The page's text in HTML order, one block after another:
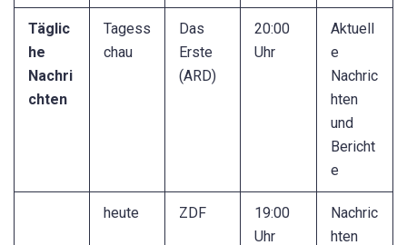
Täglic
he
Nachri
chten
Tagess
chau
Das
Erste
(ARD)
20:00
Uhr
Aktuell
e
Nachric
hten
und
Bericht
e
heute ZDF
19:00
Uhr
Nachric
hten